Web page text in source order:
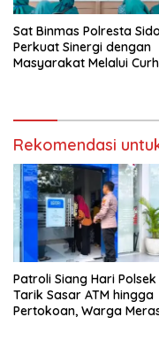
Sat Binmas Polresta
Perkuat Sinergi dengan
Masyarakat Melalui
Rekomendasi
Patroli Siang Hari Polsek
Tarik Sasar ATM hingga
Pertokoan, Warga